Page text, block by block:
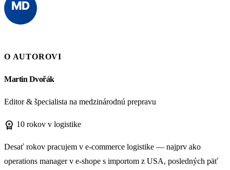
O AUTOROVI
Martin Dvořák
Editor & špecialista na medzinárodnú prepravu
workspace_premium 10 rokov v logistike
Desať rokov pracujem v e-commerce logistike — najprv ako
operations manager v e-shope s importom z USA, posledných päť